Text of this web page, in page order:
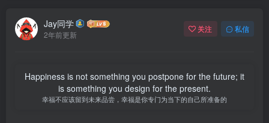
Jay同学
2年前更新
关注 私信
Happiness is not something you postpone for the future; it
is something you design for the present.
幸福不应该留到未来品尝，幸福是你专门为当下的自己所准备的